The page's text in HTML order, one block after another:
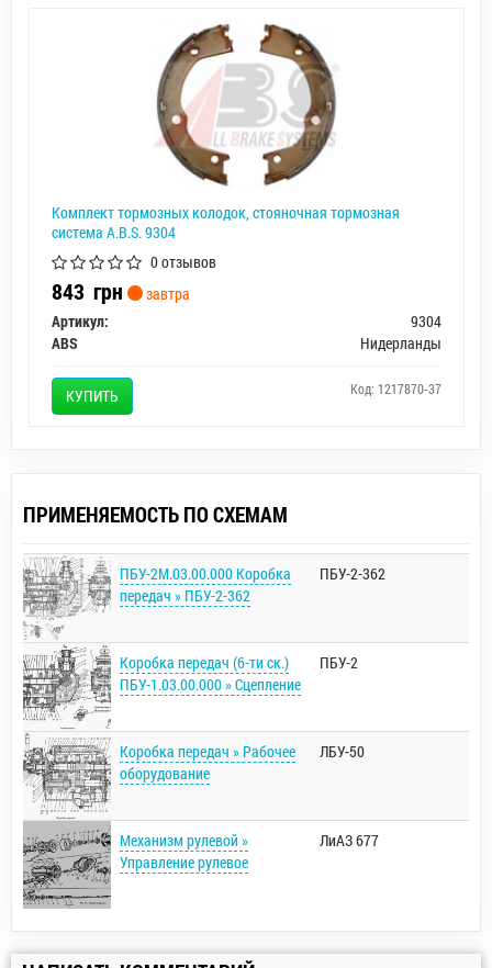
Комплект тормозных колодок, стояночная тормозная
система A.B.S. 9304
0 отзывов
843 грн
завтра
Артикул:
9304
ABS
Нидерланды
КУПИТЬ Код: 1217870-37
ПРИМЕНЯЕМОСТЬ ПО СХЕМАМ
ПБУ-2М.03.00.000 Коробка
передач » ПБУ-2-362
ПБУ-2-362
Коробка передач (6-ти ск.)
ПБУ-1.03.00.000 » Сцепление
ПБУ-2
Коробка передач » Рабочее
оборудование
ЛБУ-50
Механизм рулевой »
Управление рулевое
ЛиАЗ 677